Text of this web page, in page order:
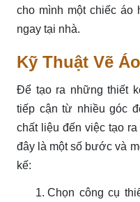
cho mình một chiếc áo
ngay tại nhà.
Kỹ Thuật Vẽ
Để tạo ra những thiết
tiếp cận từ nhiều góc
chất liệu đến việc tạo
đây là một số bước và
kế:
Chọn công cụ